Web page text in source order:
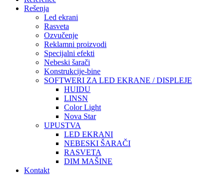
Rešenja
Led ekrani
Rasveta
Ozvučenje
Reklamni proizvodi
Specijalni efekti
Nebeski šarači
Konstrukcije-bine
SOFTWERI ZA LED EKRANE / DISPLEJE
HUIDU
LINSN
Color Light
Nova Star
UPUSTVA
LED EKRANI
NEBESKI ŠARAČI
RASVETA
DIM MAŠINE
Kontakt